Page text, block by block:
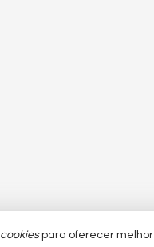
cookiespara oferecer melhor